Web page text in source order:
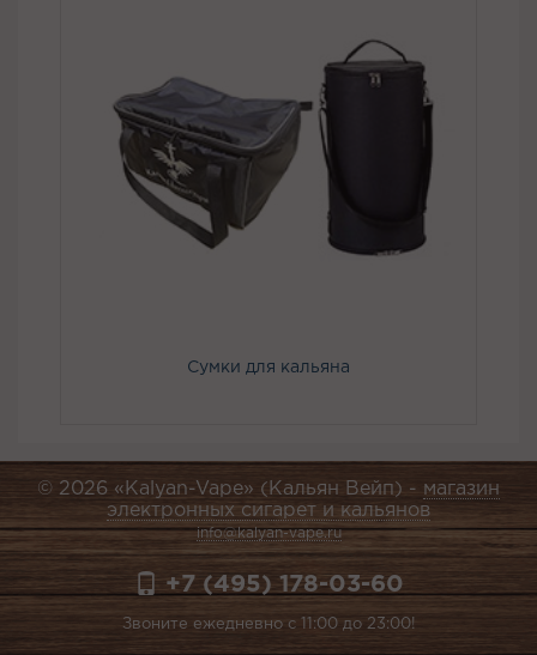
Сумки для кальяна
© 2026 «Kalyan-Vape» (Кальян Вейп) - магазин
электронных сигарет и кальянов
info@kalyan-vape.ru
+7 (495) 178-03-60
Звоните ежедневно с 11:00 до 23:00!